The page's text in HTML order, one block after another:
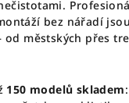
v
ý
p
s
u
bez nářadí
městských přes
150 modelů skladem